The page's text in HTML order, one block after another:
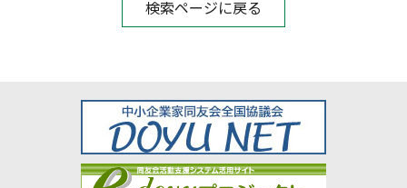
検索ページに戻る